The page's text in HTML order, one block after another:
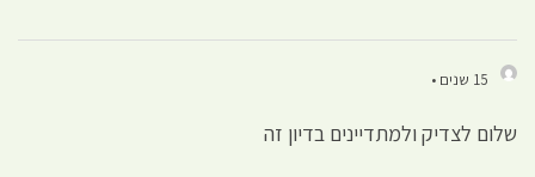
15 שנים •
שלום לצדיק ולמתדיינים בדיון זה